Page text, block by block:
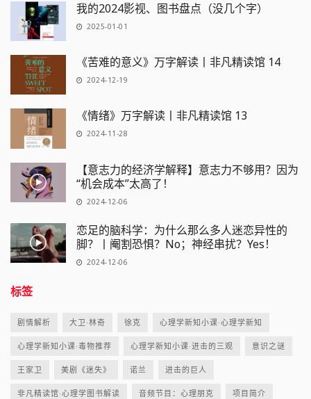
我的2024影视、图书盘点（没几个字）
2025-01-01
《苦难的意义》万字解读丨非凡精读馆 14
2024-12-19
《情绪》万字解读丨非凡精读馆 13
2024-11-28
【意志力的经济学解释】意志力不够用？因为
“机会成本”太高了！
2024-12-06
恋足的脑科学：为什么那么多人迷恋异性的
脚？丨阉割恐惧？No；神经串扰？Yes！
2024-12-06
标签
剧情解析 大卫·林奇 徐克 心理学新知小课·心理学新知
心理学新知小课·毒物推荐 心理学新知小课·进击的三观 意识之谜
王家卫 美剧《迷失》 诺兰 进击的巨人
非凡精读馆·心理学图书解读 音频节目：心理朋克 项目简介